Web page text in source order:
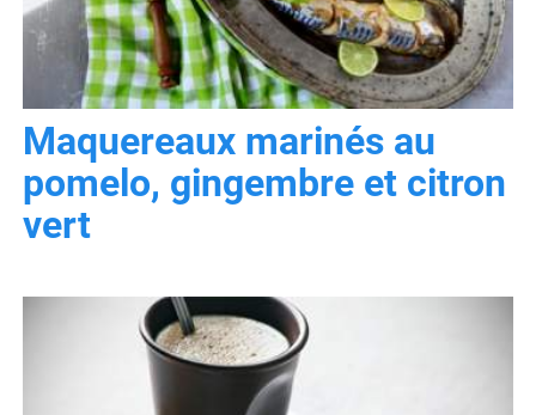
Maquereaux marinés au
pomelo, gingembre et citron
vert